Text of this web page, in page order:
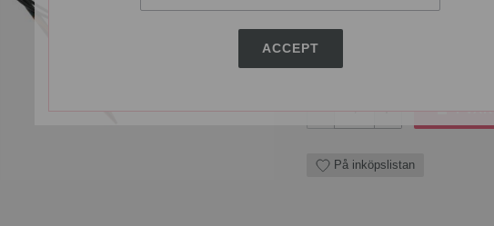
ACCEPT9,31 $
I
På inköpslistan